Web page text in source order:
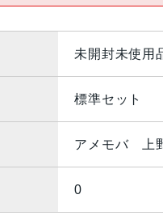
未開封未使用
標準セット
アメモバ 上
0